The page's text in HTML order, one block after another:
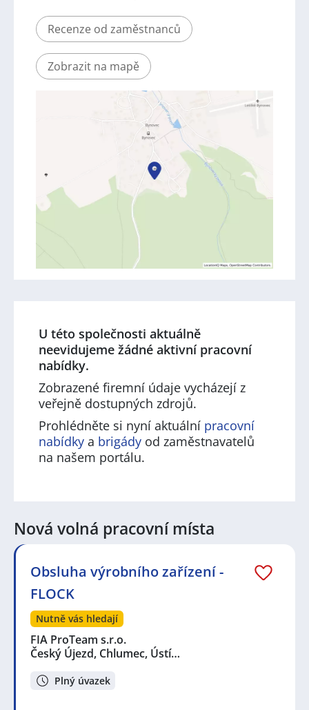
Recenze od zaměstnanců
Zobrazit na mapě
U této společnosti aktuálně
neevidujeme žádné aktivní pracovní
nabídky.
Zobrazené firemní údaje vycházejí z
veřejně dostupných zdrojů.
Prohlédněte si nyní aktuální pracovní
nabídky a brigády od zaměstnavatelů
na našem portálu.
Nová volná pracovní místa
Obsluha výrobního zařízení -
FLOCK
Nutně vás hledají
FIA ProTeam s.r.o.
Český Újezd, Chlumec, Ústí…
Plný úvazek